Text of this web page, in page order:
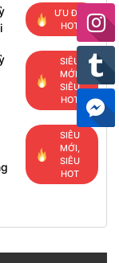
ƯU ĐÃI
HOT
SIÊU
MỚI,
SIÊU
HOT
SIÊU
MỚI,
SIÊU
HOT